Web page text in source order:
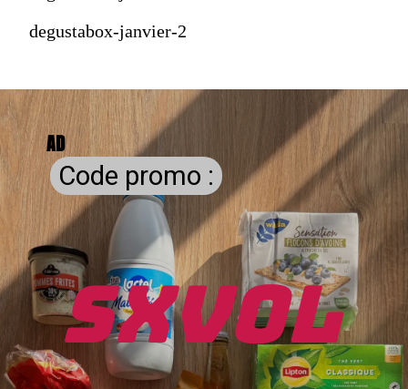
degustabox-janvier-2
AD
SXV0L
Code promo :
Code promo :